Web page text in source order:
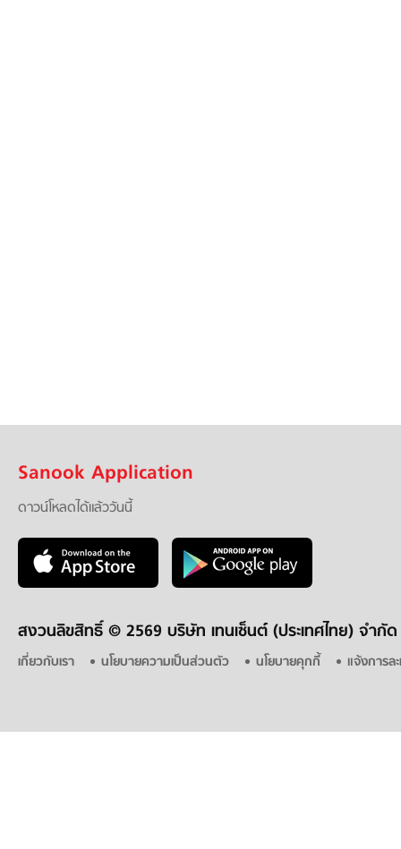
Sanook Application
ดาวน์โหลดได้แล้ววันนี้
สงวนลิขสิทธิ์ © 2569 บริษัท เทนเซ็นต์ (ประเทศไทย) จำกัด
เกี่ยวกับเรา นโยบายความเป็นส่วนตัว นโยบายคุกกี้ แจ้งการล